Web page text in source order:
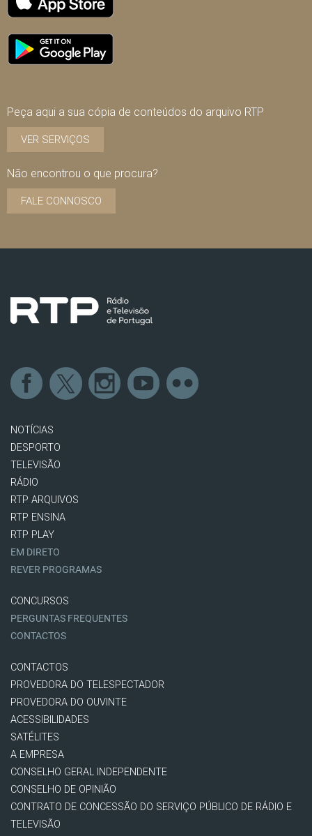
Peça aqui a sua cópia de conteúdos do arquivo RTP
VER SERVIÇOS
Não encontrou o que procura?
FALE CONNOSCO
NOTÍCIAS
DESPORTO
TELEVISÃO
RÁDIO
RTP ARQUIVOS
RTP ENSINA
RTP PLAY
EM DIRETO
REVER PROGRAMAS
CONCURSOS
PERGUNTAS FREQUENTES
CONTACTOS
CONTACTOS
PROVEDORA DO TELESPECTADOR
PROVEDORA DO OUVINTE
ACESSIBILIDADES
SATÉLITES
A EMPRESA
CONSELHO GERAL INDEPENDENTE
CONSELHO DE OPINIÃO
CONTRATO DE CONCESSÃO DO SERVIÇO PÚBLICO DE RÁDIO E
TELEVISÃO